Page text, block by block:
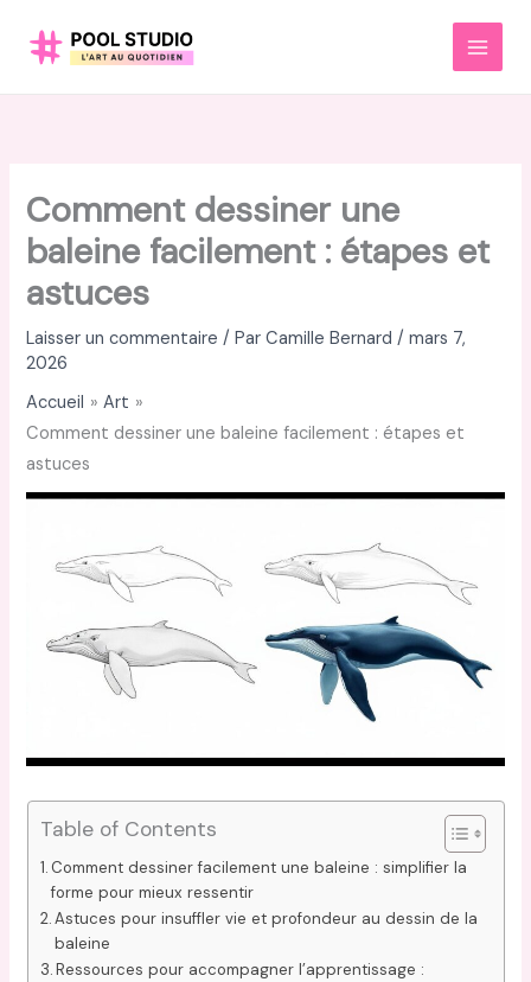
MAIN
Comment dessiner une
baleine facilement : étapes et
astuces
Laisser un commentaire / ParCamille Bernard/mars 7,
2026
Accueil
Art
Comment dessiner une baleine facilement : étapes et
astuces
Table of Contents
Comment dessiner facilement une baleine : simplifier la
forme pour mieux ressentir
Astuces pour insuffler vie et profondeur au dessin de la
baleine
Ressources pour accompagner l’apprentissage :